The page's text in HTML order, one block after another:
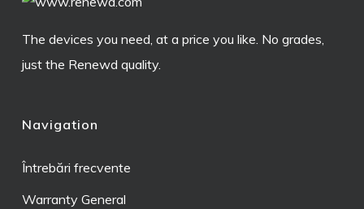
The devices you need, at a price you like. No grades,
just the Renewd quality.
Navigation
Întrebări frecvente
Warranty General